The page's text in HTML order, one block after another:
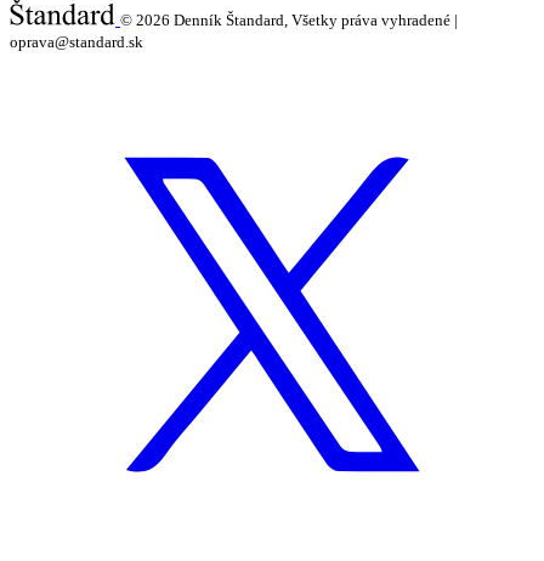
© 2026 Denník Štandard, Všetky práva vyhradené |
oprava@standard.sk